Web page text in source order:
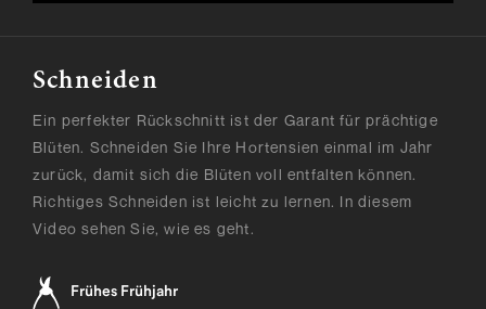
Schneiden
Ein perfekter Rückschnitt ist der Garant für prächtige
Blüten. Schneiden Sie Ihre Hortensien einmal im Jahr
zurück, damit sich die Blüten voll entfalten können.
Richtiges Schneiden ist leicht zu lernen. In diesem
Video sehen Sie, wie es geht.
Frühes Frühjahr